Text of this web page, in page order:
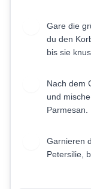
Gare die
du den
bis sie
Nach dem
und
Parmesan.
Garnieren
Petersilie,